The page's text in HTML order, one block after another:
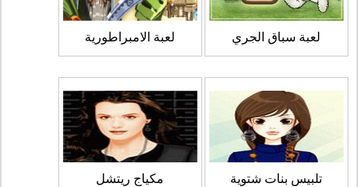
لعبة سباق الجري لعبة الامبراطورية
تلبيس بنات شتوية مكياج ريتشل